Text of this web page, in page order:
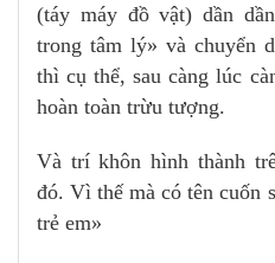
(táy máy đồ vật) dần
trong tâm lý» và chuyển
thì cụ thể, sau càng lúc
hoàn toàn trừu tượng.
Và trí khôn hình thành
đó. Vì thế mà có tên cuốn
trẻ em»